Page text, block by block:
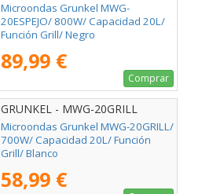
Microondas Grunkel MWG-
20ESPEJO/ 800W/ Capacidad 20L/
Función Grill/ Negro
89,99 €
Comprar
GRUNKEL - MWG-20GRILL
Microondas Grunkel MWG-20GRILL/
700W/ Capacidad 20L/ Función
Grill/ Blanco
58,99 €